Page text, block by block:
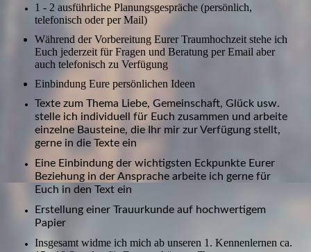
1 - 2 ausführliche Planungsgespräche (persönlich,
telefonisch oder per Mail)
Während der Vorbereitung Eurer Traumhochzeit stehe ich
Euch jederzeit für Fragen und Beratung per Email aber
auch telefonisch zu Verfügung
Einbindung Eure persönlichen Ideen
Texte zum Thema Liebe, Gemeinschaft, Glück usw.
stelle ich individuell für Euch zusammen und arbeite
einzelne Bausteine, die Ihr mir zur Verfügung stellt,
gerne in die Texte ein
Eine Einbindung der wichtigsten Eckpunkte Eurer
Beziehung in der Ansprache arbeite ich gerne für
Euch in den Text ein
Erstellung einer Trauurkunde auf hochwertigem
Papier
Insgesamt widme ich mich ab unseren 1. Kennenlernen ca.